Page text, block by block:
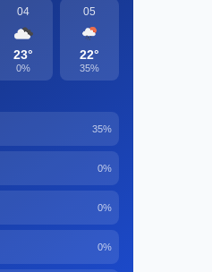
04
23°
0%
05
22°
35%
35%
0%
0%
0%